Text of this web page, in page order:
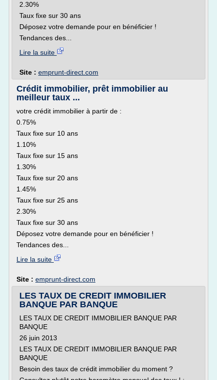
2.30%
Taux fixe sur 30 ans
Déposez votre demande pour en bénéficier !
Tendances des...
Lire la suite
Site : emprunt-direct.com
Crédit immobilier, prêt immobilier au
meilleur taux ...
votre crédit immobilier à partir de :
0.75%
Taux fixe sur 10 ans
1.10%
Taux fixe sur 15 ans
1.30%
Taux fixe sur 20 ans
1.45%
Taux fixe sur 25 ans
2.30%
Taux fixe sur 30 ans
Déposez votre demande pour en bénéficier !
Tendances des...
Lire la suite
Site : emprunt-direct.com
LES TAUX DE CREDIT IMMOBILIER
BANQUE PAR BANQUE
LES TAUX DE CREDIT IMMOBILIER BANQUE PAR
BANQUE
26 juin 2013
LES TAUX DE CREDIT IMMOBILIER BANQUE PAR
BANQUE
Besoin des taux de crédit immobilier du moment ?